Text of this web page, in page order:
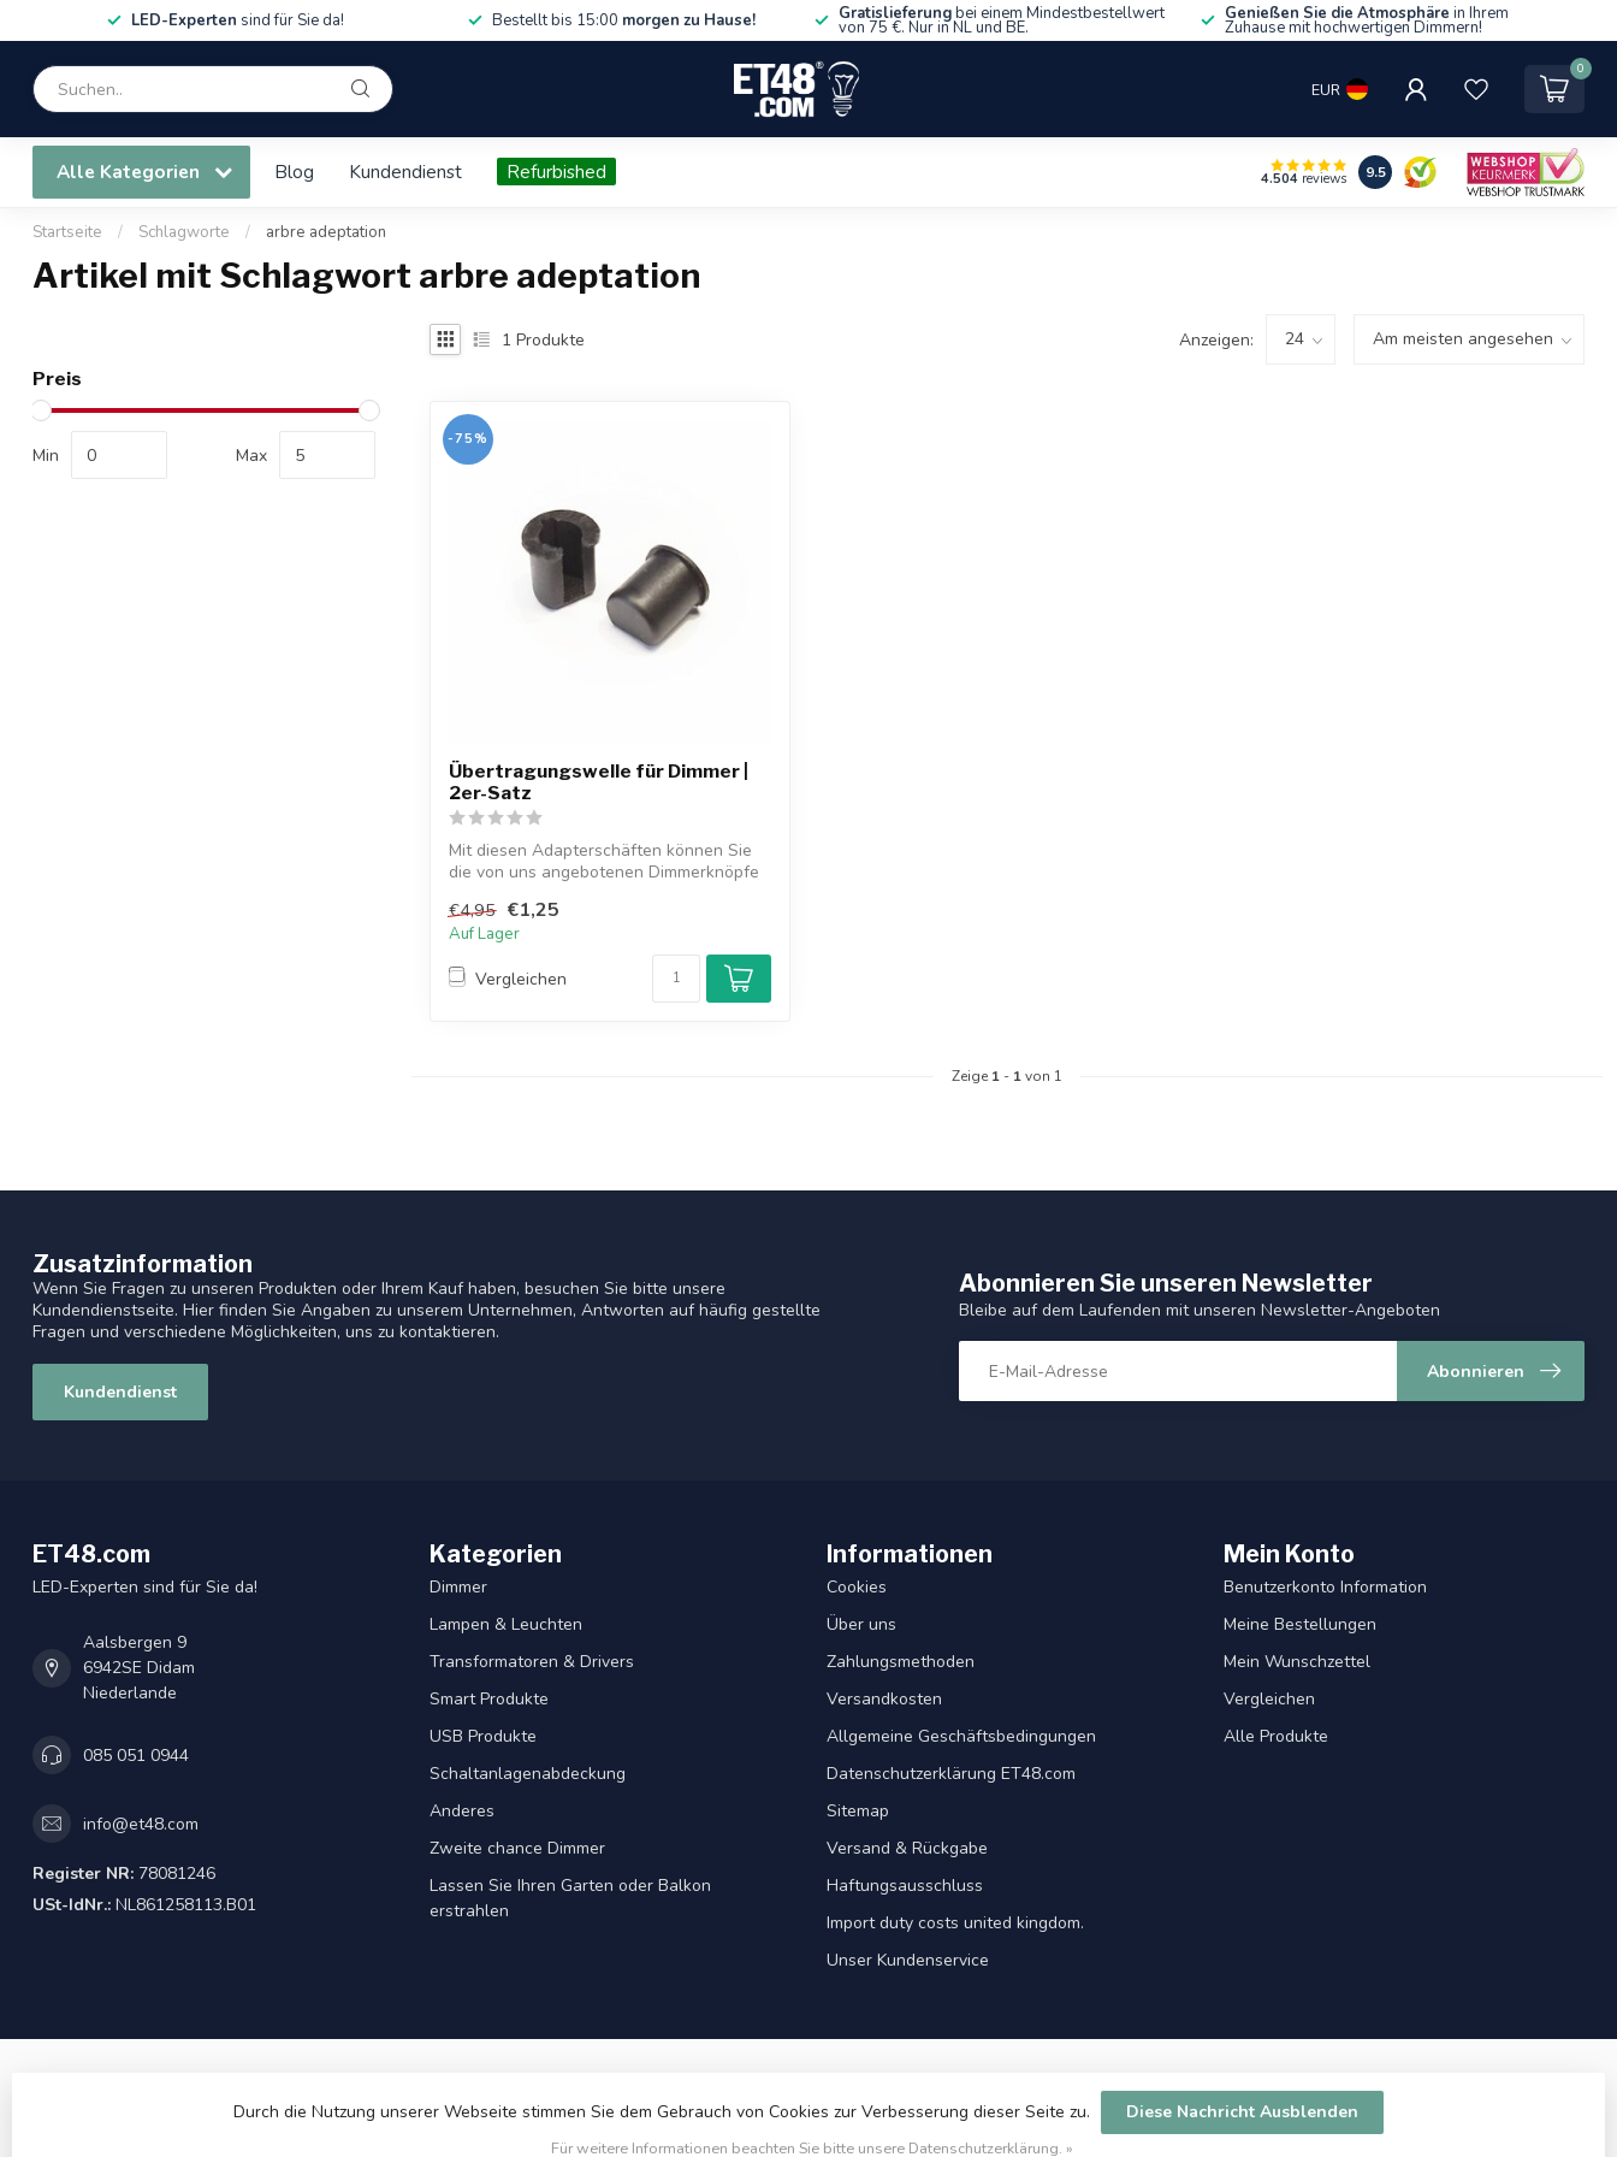
LED-Experten sind für Sie da! Bestellt bis 15:00 morgen zu Hause! Gratislieferungbei einem Mindestbestellwert
von 75 €. Nur in NL und BE.
Genießen Sie die Atmosphäre in Ihrem
Zuhause mit hochwertigen Dimmern!
EUR
0
Alle Kategorien Blog Kundendienst Refurbished 4.504 reviews 9.5
Startseite / Schlagworte / arbre adeptation
Artikel mit Schlagwort arbre adeptation
Preis
Min Max
1 Produkte Anzeigen:
-75%
Übertragungswelle für Dimmer |
2er-Satz
Mit diesen Adapterschäften können Sie
die von uns angebotenen Dimmerknöpfe
€4,95 €1,25
Auf Lager
Vergleichen
Zeige 1 - 1von 1
Zusatzinformation
Wenn Sie Fragen zu unseren Produkten oder Ihrem Kauf haben, besuchen Sie bitte unsere
Kundendienstseite. Hier finden Sie Angaben zu unserem Unternehmen, Antworten auf häufig gestellte
Fragen und verschiedene Möglichkeiten, uns zu kontaktieren.
Kundendienst
Abonnieren Sie unseren Newsletter
Bleibe auf dem Laufenden mit unseren Newsletter-Angeboten
Abonnieren
ET48.com
LED-Experten sind für Sie da!
Aalsbergen 9
6942SE Didam
Niederlande
085 051 0944
info@et48.com
Register NR: 78081246
USt-IdNr.: NL861258113.B01
Kategorien
Dimmer
Lampen & Leuchten
Transformatoren & Drivers
Smart Produkte
USB Produkte
Schaltanlagenabdeckung
Anderes
Zweite chance Dimmer
Lassen Sie Ihren Garten oder Balkon
erstrahlen
Informationen
Cookies
Über uns
Zahlungsmethoden
Versandkosten
Allgemeine Geschäftsbedingungen
Datenschutzerklärung ET48.com
Sitemap
Versand & Rückgabe
Haftungsausschluss
Import duty costs united kingdom.
Unser Kundenservice
Mein Konto
Benutzerkonto Information
Meine Bestellungen
Mein Wunschzettel
Vergleichen
Alle Produkte
© Copyright 2026 ET48.com
Durch die Nutzung unserer Webseite stimmen Sie dem Gebrauch von Cookies zur Verbesserung dieser Seite zu. Diese Nachricht Ausblenden
Für weitere Informationen beachten Sie bitte unsere Datenschutzerklärung. »